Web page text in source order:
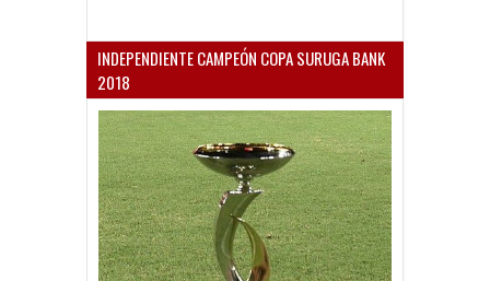
INDEPENDIENTE CAMPEÓN COPA SURUGA BANK
2018